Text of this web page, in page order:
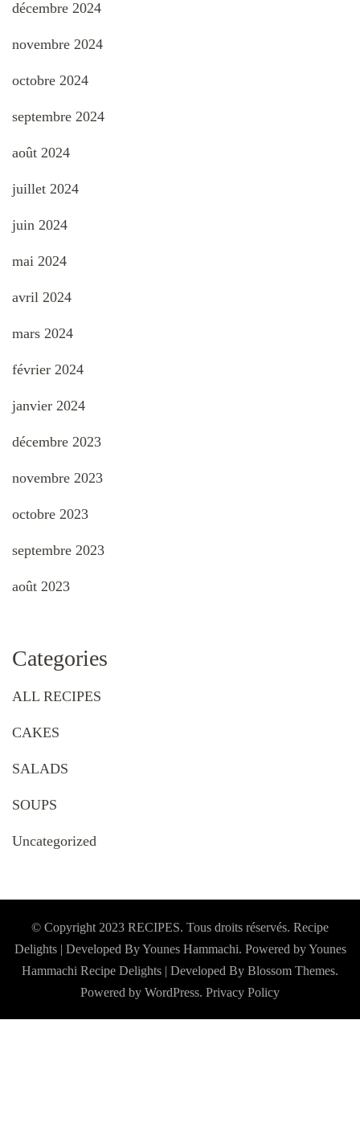
décembre 2024
novembre 2024
octobre 2024
septembre 2024
août 2024
juillet 2024
juin 2024
mai 2024
avril 2024
mars 2024
février 2024
janvier 2024
décembre 2023
novembre 2023
octobre 2023
septembre 2023
août 2023
Categories
ALL RECIPES
CAKES
SALADS
SOUPS
Uncategorized
© Copyright 2023 RECIPES. Tous droits réservés. Recipe
Delights | Developed By Younes Hammachi. Powered by Younes
Hammachi Recipe Delights | Developed By Blossom Themes.
Powered by WordPress. Privacy Policy